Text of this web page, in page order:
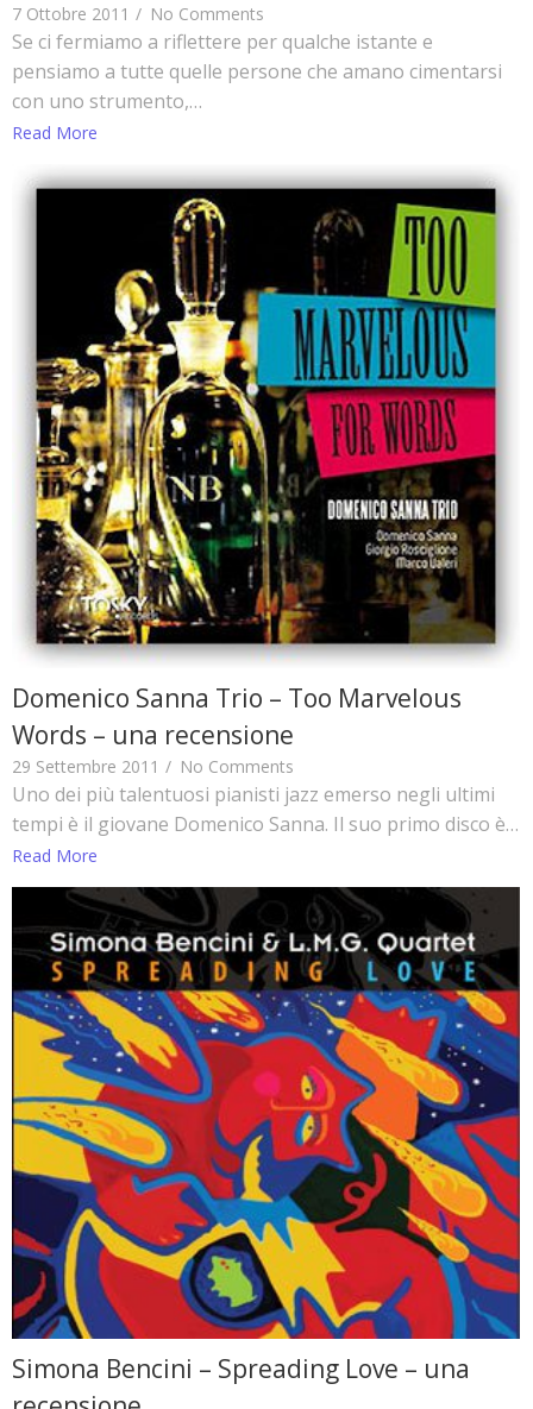
7 Ottobre 2011 / No Comments
Se ci fermiamo a riflettere per qualche istante e
pensiamo a tutte quelle persone che amano cimentarsi
con uno strumento,…
Read More
Domenico Sanna Trio – Too Marvelous
Words – una recensione
29 Settembre 2011 / No Comments
Uno dei più talentuosi pianisti jazz emerso negli ultimi
tempi è il giovane Domenico Sanna. Il suo primo disco è…
Read More
Simona Bencini – Spreading Love – una